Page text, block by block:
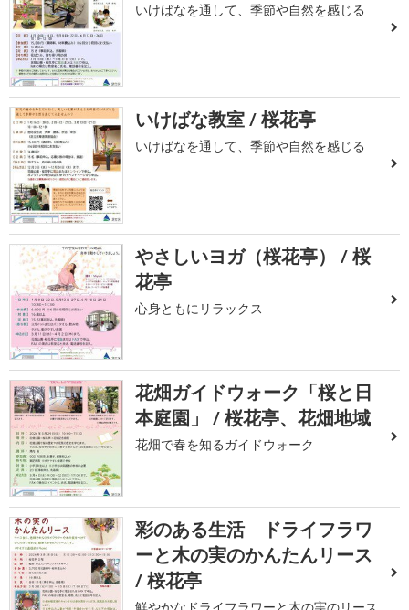
いけばなを通して、季節や自然を感じる
いけばな教室 / 桜花亭
いけばなを通して、季節や自然を感じる
やさしいヨガ（桜花亭） / 桜
花亭
心身ともにリラックス
花畑ガイドウォーク「桜と日
本庭園」 / 桜花亭、花畑地域
花畑で春を知るガイドウォーク
彩のある生活 ドライフラワ
ーと木の実のかんたんリース
/ 桜花亭
鮮やかなドライフラワーと木の実のリース